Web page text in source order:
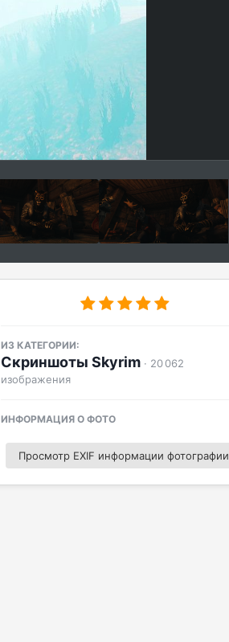
ИЗ КАТЕГОРИИ:
Скриншоты Skyrim · 20 062
изображения
ИНФОРМАЦИЯ О ФОТО
Просмотр EXIF информации фотографии